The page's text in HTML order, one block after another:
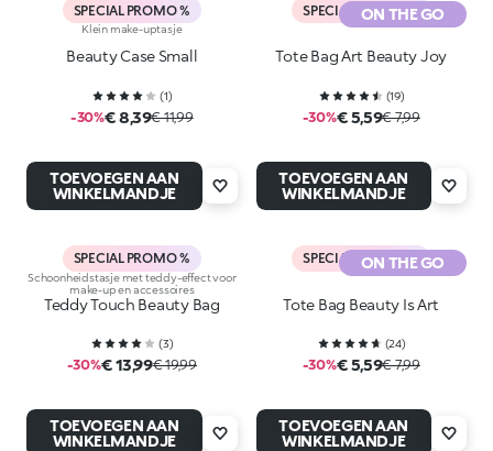
SPECIAL PROMO %
Klein make-uptasje
Beauty Case Small
(1)
-30%€ 8,39€ 11,99
TOEVOEGEN AAN
WINKELMANDJE
ON THE GO
SPECIAL PROMO %
Tote Bag Art Beauty Joy
(19)
-30%€ 5,59€ 7,99
TOEVOEGEN AAN
WINKELMANDJE
SPECIAL PROMO %
Schoonheidstasje met teddy-effect voor
make-up en accessoires
Teddy Touch Beauty Bag
(3)
-30%€ 13,99€ 19,99
TOEVOEGEN AAN
WINKELMANDJE
ON THE GO
SPECIAL PROMO %
Tote Bag Beauty Is Art
(24)
-30%€ 5,59€ 7,99
TOEVOEGEN AAN
WINKELMANDJE